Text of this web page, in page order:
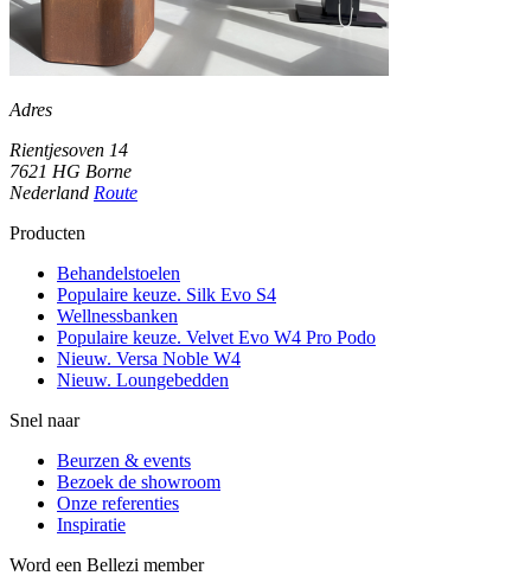
Adres
Rientjesoven 14
7621 HG Borne
Nederland Route
Producten
Behandelstoelen
Populaire keuze. Silk Evo S4
Wellnessbanken
Populaire keuze. Velvet Evo W4 Pro Podo
Nieuw. Versa Noble W4
Nieuw. Loungebedden
Snel naar
Beurzen & events
Bezoek de showroom
Onze referenties
Inspiratie
Word een Bellezi member